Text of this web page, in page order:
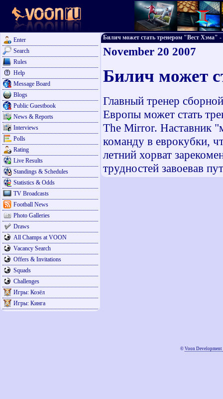
Enter
Search
Rules
Help
Message Board
Blogs
Public Guestbook
News & Reports
Interviews
Polls
Rating
Live Results
Standings & Schedules
Statistics & Odds
TV Broadcasts
Football News
Photo Galleries
Draws
All Champs at VOON
Vacancy Search
Offers & Invitations
Squads
Challenges
Игры: Козёл
Игры: Кинга
Билич может стать тренером "Вест Хэма" -
November 20 2007
Билич может
Главный тренер
Европы может стать
The Mirror. Наставник
команду в еврокубки,
летний хорват
трудностей завоевав
© Voon Development